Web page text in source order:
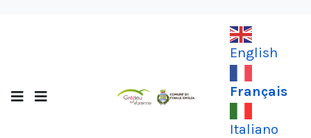
English
Français
Italiano